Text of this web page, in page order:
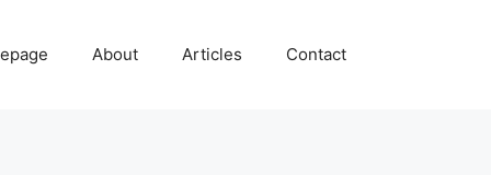
About Articles Contact